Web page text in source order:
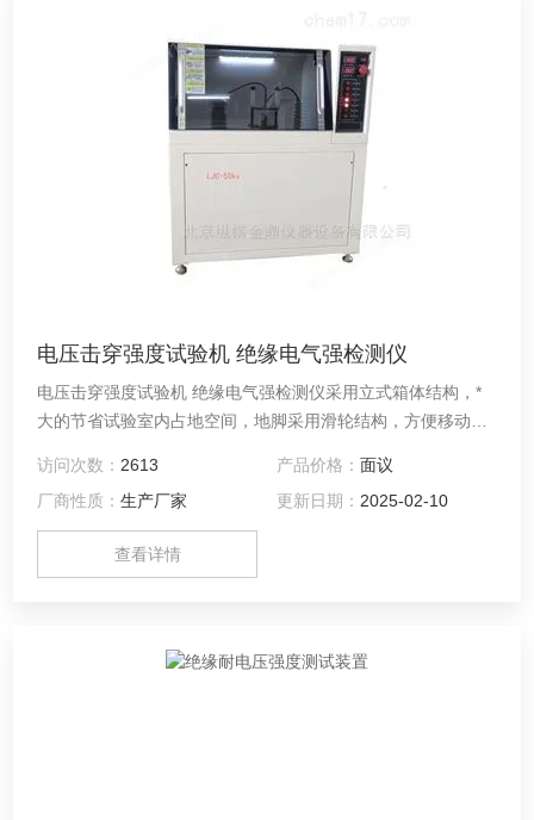
电压击穿强度试验机 绝缘电气强检测仪
电压击穿强度试验机 绝缘电气强检测仪采用立式箱体结构，*
大的节省试验室内占地空间，地脚采用滑轮结构，方便移动和
的情况，占地空间大，移动不方便等缺点
访问次数： 2613 产品价格： 面议
厂商性质：生产厂家 更新日期： 2025-02-10
查看详情